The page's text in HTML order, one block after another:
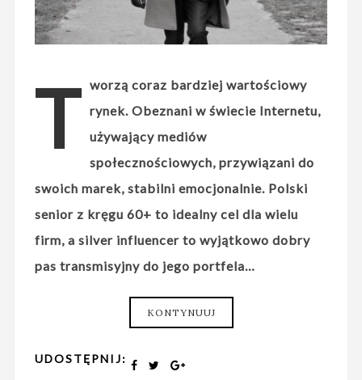
T worzą coraz bardziej wartościowy
rynek. Obeznani w świecie Internetu,
używający mediów
społecznościowych, przywiązani do
swoich marek, stabilni emocjonalnie. Polski
senior z kręgu 60+ to idealny cel dla wielu
firm, a silver influencer to wyjątkowo dobry
pas transmisyjny do jego portfela…
KONTYNUUJ
UDOSTĘPNIJ: